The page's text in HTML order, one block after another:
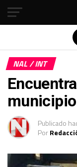
NAL / INT
Publicado
Por